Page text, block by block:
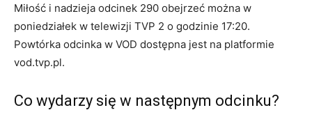
Miłość i nadzieja odcinek 290 obejrzeć można w
poniedziałek w telewizji TVP 2 o godzinie 17:20.
Powtórka odcinka w VOD dostępna jest na platformie
vod.tvp.pl.
Co wydarzy się w następnym odcinku?